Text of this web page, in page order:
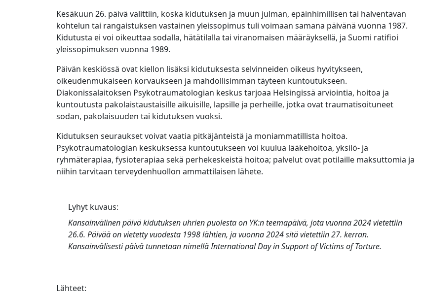
Kesäkuun 26. päivä valittiin, koska kidutuksen ja muun julman, epäinhimillisen tai halventavan
kohtelun tai rangaistuksen vastainen yleissopimus tuli voimaan samana päivänä vuonna 1987.
Kidutusta ei voi oikeuttaa sodalla, hätätilalla tai viranomaisen määräyksellä, ja Suomi ratifioi
yleissopimuksen vuonna 1989.
Päivän keskiössä ovat kiellon lisäksi kidutuksesta selvinneiden oikeus hyvitykseen,
oikeudenmukaiseen korvaukseen ja mahdollisimman täyteen kuntoutukseen.
Diakonissalaitoksen Psykotraumatologian keskus tarjoaa Helsingissä arviointia, hoitoa ja
kuntoutusta pakolaistaustaisille aikuisille, lapsille ja perheille, jotka ovat traumatisoituneet
sodan, pakolaisuuden tai kidutuksen vuoksi.
Kidutuksen seuraukset voivat vaatia pitkäjänteistä ja moniammatillista hoitoa.
Psykotraumatologian keskuksessa kuntoutukseen voi kuulua lääkehoitoa, yksilö- ja
ryhmäterapiaa, fysioterapiaa sekä perhekeskeistä hoitoa; palvelut ovat potilaille maksuttomia ja
niihin tarvitaan terveydenhuollon ammattilaisen lähete.
Lyhyt kuvaus:
Kansainvälinen päivä kidutuksen uhrien puolestaon YK:n teemapäivä, jota vuonna 2024 vietettiin
26.6. Päivää on vietetty vuodesta 1998 lähtien, ja vuonna 2024 sitä vietettiin 27. kerran.
Kansainvälisesti päivä tunnetaan nimelläInternational Day in Support of Victims of Torture.
Lähteet: